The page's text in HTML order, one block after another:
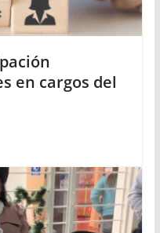
en cargos del